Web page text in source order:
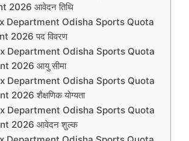
2026 आवेदन तिथि
Department Odisha Sports Quota
2026 पद विवरण
Department Odisha Sports Quota
2026 आयु सीमा
Department Odisha Sports Quota
2026 शैक्षणिक योग्यता
Department Odisha Sports Quota
2026 आवेदन शुल्क